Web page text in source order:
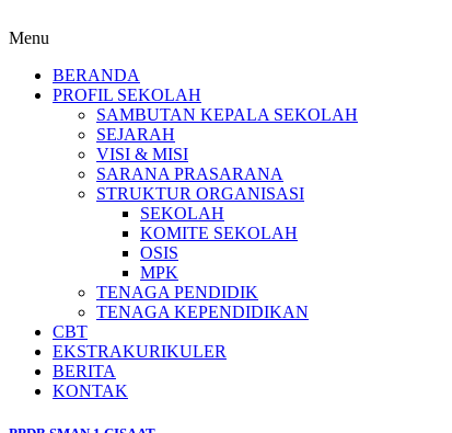
Menu
BERANDA
PROFIL SEKOLAH
SAMBUTAN KEPALA SEKOLAH
SEJARAH
VISI & MISI
SARANA PRASARANA
STRUKTUR ORGANISASI
SEKOLAH
KOMITE SEKOLAH
OSIS
MPK
TENAGA PENDIDIK
TENAGA KEPENDIDIKAN
CBT
EKSTRAKURIKULER
BERITA
KONTAK